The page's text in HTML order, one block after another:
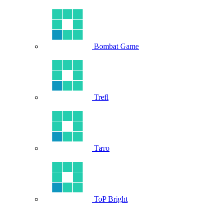
Bombat Game
Trefl
Тато
ToP Bright